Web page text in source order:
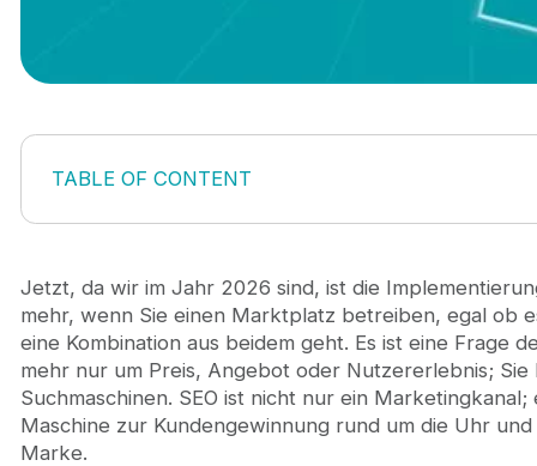
TABLE OF CONTENT
Die einzigartigen Herausforderungen von
1. Suchmaschinen verstehen die Absicht, nicht
2. UX-Signale werden zu Ranking-Signalen
3. Inhalte, die auf das Kauferlebnis abgestimmt
GEO — Wenn die Suche nicht mehr nur ein SEO-
SEO-Roadmap für Marktplätze in 6 Schritten
✅ 1. Skalierbare URL-Struktur und
✅ 2. Verwenden Sie programmatisches SEO,
Jetzt, da wir im Jahr 2026 sind, ist die
mehr, wenn Sie einen Marktplatz betreiben, egal ob
eine Kombination aus beidem geht. Es ist eine Frage
mehr nur um Preis, Angebot oder Nutzererlebnis;
Suchmaschinen. SEO ist nicht nur ein
Maschine zur Kundengewinnung rund um die Uhr
Marke.